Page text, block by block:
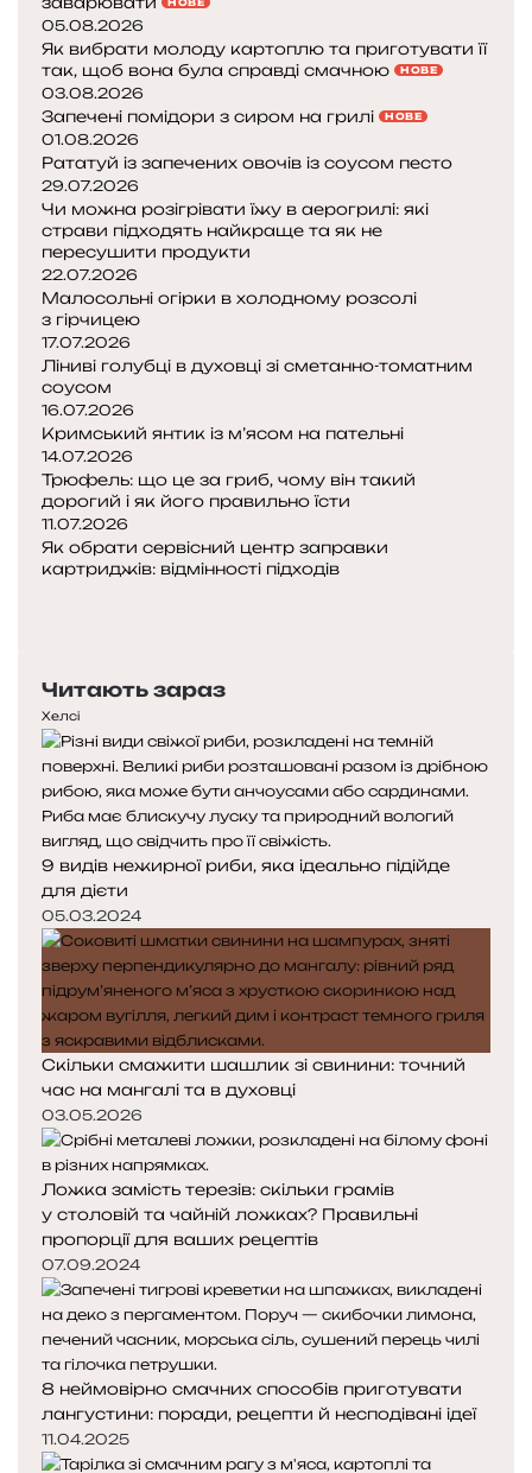
р
а
щ
і
п
о
є
д
н
а
н
н
я
НОВЕ
05.08.2026
Як вибрати молоду картоплю та приготувати її
так, щоб вона була справді смачною
НОВЕ
03.08.2026
Запечені помідори з сиром на грилі НОВЕ
01.08.2026
Рататуй із запечених овочів із соусом песто
29.07.2026
Чи можна розігрівати їжу в аерогрилі: які
страви підходять найкраще та як не
пересушити продукти
22.07.2026
Малосольні огірки в холодному розсолі
з гірчицею
17.07.2026
Ліниві голубці в духовці зі сметанно-томатним
соусом
16.07.2026
Кримський янтик із м’ясом на пательні
14.07.2026
Трюфель: що це за гриб, чому він такий
дорогий і як його правильно їсти
11.07.2026
Як обрати сервісний центр заправки
картриджів: відмінності підходів
р
е
д
н
я
с
т
о
р
і
н
к
а
т
у
п
н
а
с
т
о
р
і
н
к
а
Читають зараз
Хелсі
9 видів нежирної риби, яка ідеально підійде
для дієти
05.03.2024
Скільки смажити шашлик зі свинини: точний
час на мангалі та в духовці
03.05.2026
Ложка замість терезів: скільки грамів
у столовій та чайній ложках? Правильні
пропорції для ваших рецептів
07.09.2024
8 неймовірно смачних способів приготувати
лангустини: поради, рецепти й несподівані ідеї
11.04.2025